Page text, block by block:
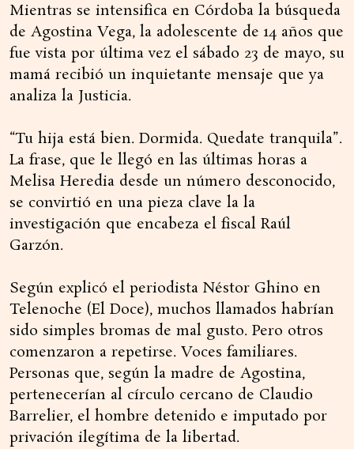
Mientras se intensifica en Córdoba la búsqueda
de Agostina Vega, la adolescente de 14 años que
fue vista por última vez el sábado 23 de mayo, su
mamá recibió un inquietante mensaje que ya
analiza la Justicia.
“Tu hija está bien. Dormida. Quedate tranquila”.
La frase, que le llegó en las últimas horas a
Melisa Heredia desde un número desconocido,
se convirtió en una pieza clave la la
investigación que encabeza el fiscal Raúl
Garzón.
Según explicó el periodista Néstor Ghino en
Telenoche (El Doce), muchos llamados habrían
sido simples bromas de mal gusto. Pero otros
comenzaron a repetirse. Voces familiares.
Personas que, según la madre de Agostina,
pertenecerían al círculo cercano de Claudio
Barrelier, el hombre detenido e imputado por
privación ilegítima de la libertad.